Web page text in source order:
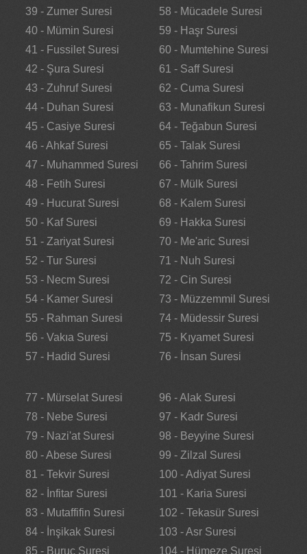
39 - Zumer Suresi
40 - Mümin Suresi
41 - Fussilet Suresi
42 - Şura Suresi
43 - Zuhruf Suresi
44 - Duhan Suresi
45 - Casiye Suresi
46 - Ahkaf Suresi
47 - Muhammed Suresi
48 - Fetih Suresi
49 - Hucurat Suresi
50 - Kaf Suresi
51 - Zariyat Suresi
52 - Tur Suresi
53 - Necm Suresi
54 - Kamer Suresi
55 - Rahman Suresi
56 - Vakıa Suresi
57 - Hadid Suresi
58 - Mücadele Suresi
59 - Haşr Suresi
60 - Mumtehine Suresi
61 - Saff Suresi
62 - Cuma Suresi
63 - Munafikun Suresi
64 - Teğabun Suresi
65 - Talak Suresi
66 - Tahrim Suresi
67 - Mülk Suresi
68 - Kalem Suresi
69 - Hakka Suresi
70 - Me'aric Suresi
71 - Nuh Suresi
72 - Cin Suresi
73 - Müzzemmil Suresi
74 - Müdessir Suresi
75 - Kıyamet Suresi
76 - İnsan Suresi
77 - Mürselat Suresi
78 - Nebe Suresi
79 - Nazi'at Suresi
80 - Abese Suresi
81 - Tekvir Suresi
82 - İnfitar Suresi
83 - Mutaffifin Suresi
84 - İnşikak Suresi
85 - Buruc Suresi
96 - Alak Suresi
97 - Kadr Suresi
98 - Beyyine Suresi
99 - Zilzal Suresi
100 - Adiyat Suresi
101 - Karia Suresi
102 - Tekasür Suresi
103 - Asr Suresi
104 - Hümeze Suresi